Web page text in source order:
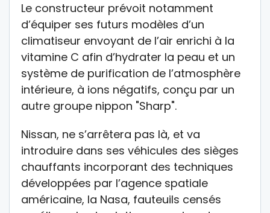
Le constructeur prévoit notamment
d’équiper ses futurs modèles d’un
climatiseur envoyant de l’air enrichi à la
vitamine C afin d’hydrater la peau et un
système de purification de l’atmosphère
intérieure, à ions négatifs, conçu par un
autre groupe nippon "Sharp".
Nissan, ne s’arrêtera pas là, et va
introduire dans ses véhicules des sièges
chauffants incorporant des techniques
développées par l’agence spatiale
américaine, la Nasa, fauteuils censés